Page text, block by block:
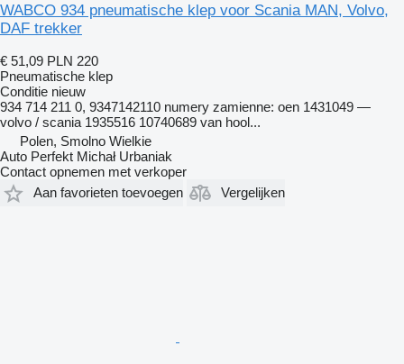
WABCO 934 pneumatische klep voor Scania MAN, Volvo,
DAF trekker
€ 51,09 PLN 220
Pneumatische klep
Conditie nieuw
934 714 211 0, 9347142110 numery zamienne: oen 1431049 —
volvo / scania 1935516 10740689 van hool...
Polen, Smolno Wielkie
Auto Perfekt Michał Urbaniak
Contact opnemen met verkoper
Aan favorieten toevoegen
Vergelijken